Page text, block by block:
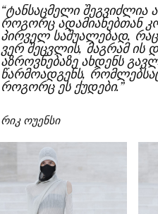
“ტანსაცმელი
როგორც ადამიანებთან
პირველ საშუალებად,
ვერ შეცვლის, მაგრამ ის
აზროვნებაზე ახდენს
წარმოადგენს,
როგორც ეს ქუდები.”
რიკ ოუენსი